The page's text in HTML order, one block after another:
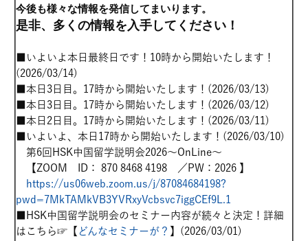
今後も様々な情報を発信してまいります。
是非、多くの情報を入手してください！
■いよいよ本日最終日です！10時から開始いたします！
(2026/03/14)
■本日3日目。17時から開始いたします！ (2026/03/13)
■本日3日目。17時から開始いたします！ (2026/03/12)
■本日2日目。17時から開始いたします！ (2026/03/11)
■いよいよ、本日17時から開始いたします！ (2026/03/10)
第6回HSK中国留学説明会2026～OnLine～
【ZOOM ID： 870 8468 4198 ／PW：2026 】
https://us06web.zoom.us/j/87084684198?
pwd=7MkTAMkVB3YVRxyVcbsvc7iggCEf9L.1
■HSK中国留学説明会のセミナー内容が続々と決定！詳細
はこちら☞【 どんなセミナーが？ 】(2026/03/01)